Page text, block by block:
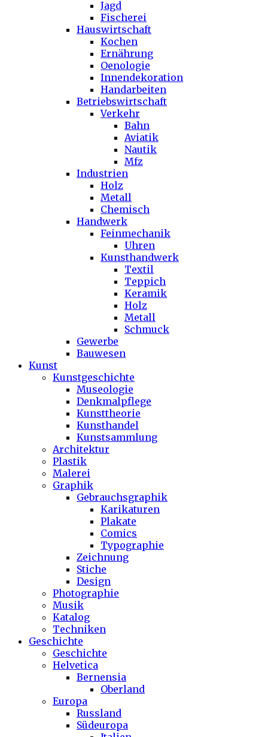
Jagd
Fischerei
Hauswirtschaft
Kochen
Ernährung
Oenologie
Innendekoration
Handarbeiten
Betriebswirtschaft
Verkehr
Bahn
Aviatik
Nautik
Mfz
Industrien
Holz
Metall
Chemisch
Handwerk
Feinmechanik
Uhren
Kunsthandwerk
Textil
Teppich
Keramik
Holz
Metall
Schmuck
Gewerbe
Bauwesen
Kunst
Kunstgeschichte
Museologie
Denkmalpflege
Kunsttheorie
Kunsthandel
Kunstsammlung
Architektur
Plastik
Malerei
Graphik
Gebrauchsgraphik
Karikaturen
Plakate
Comics
Typographie
Zeichnung
Stiche
Design
Photographie
Musik
Katalog
Techniken
Geschichte
Geschichte
Helvetica
Bernensia
Oberland
Europa
Russland
Südeuropa